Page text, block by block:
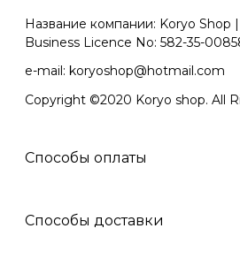
Название компании: Koryo Shop
Business Licence No: 582-35-
e-mail: koryoshop@hotmail.com
Copyright ©2020 Koryo shop. All
Способы оплаты
Способы доставки